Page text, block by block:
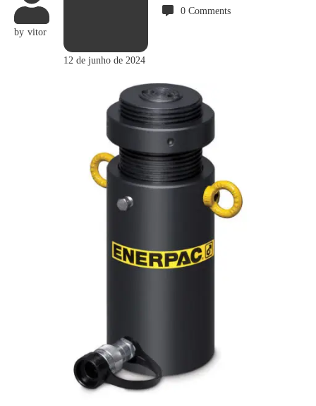
by vitor
12 de junho de 2024
0 Comments